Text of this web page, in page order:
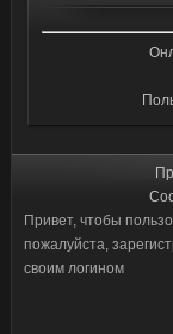
Привет, чтобы
пожалуйста,
своим логином